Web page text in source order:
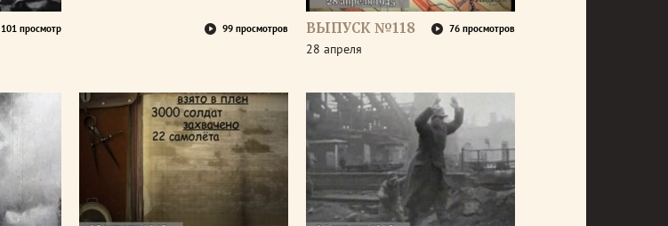
101 просмотр 99 просмотров ВЫПУСК №118 76 просмотров
28 апреля